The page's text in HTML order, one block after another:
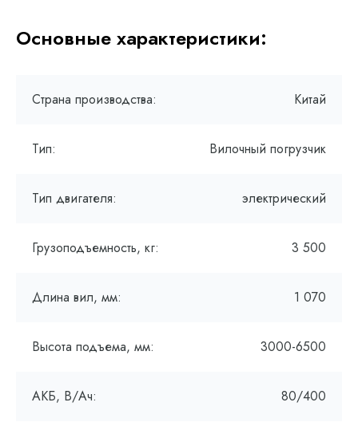
Основные характеристики:
Страна производства: Китай
Тип: Вилочный погрузчик
Тип двигателя: электрический
Грузоподъемность, кг: 3 500
Длина вил, мм: 1 070
Высота подъема, мм: 3000-6500
АКБ, В/Ач: 80/400